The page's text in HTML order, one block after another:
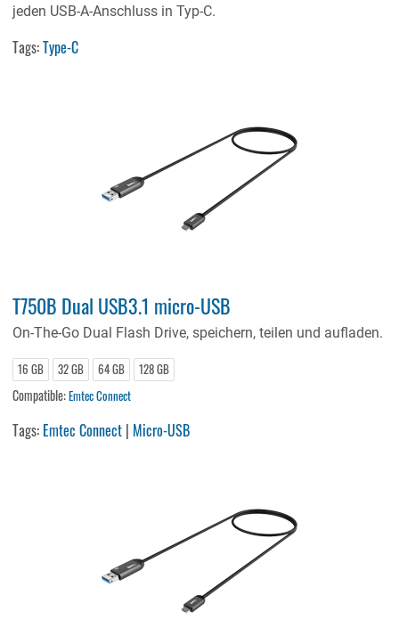
jeden USB-A-Anschluss in Typ-C.
Tags:Type-C
T750B Dual USB3.1 micro-USB
On-The-Go Dual Flash Drive, speichern, teilen und aufladen.
16 GB 32 GB 64 GB 128 GB
Compatible:Emtec Connect
Tags: Emtec Connect | Micro-USB